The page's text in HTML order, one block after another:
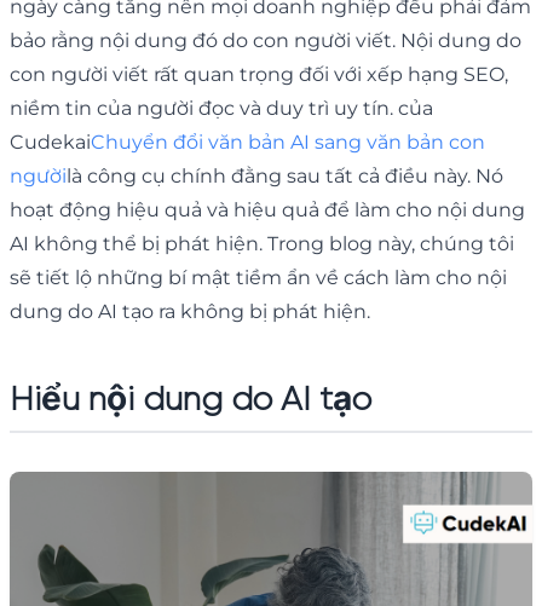
ngày càng tăng nên mọi doanh nghiệp đều phải đảm
bảo rằng nội dung đó do con người viết. Nội dung do
con người viết rất quan trọng đối với xếp hạng SEO,
niềm tin của người đọc và duy trì uy tín. của
CudekaiChuyển đổi văn bản AI sang văn bản con
ngườilà công cụ chính đằng sau tất cả điều này. Nó
hoạt động hiệu quả và hiệu quả để làm cho nội dung
AI không thể bị phát hiện. Trong blog này, chúng tôi
sẽ tiết lộ những bí mật tiềm ẩn về cách làm cho nội
dung do AI tạo ra không bị phát hiện.
Hiểu nội dung do AI tạo